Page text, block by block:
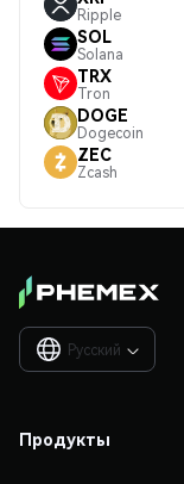
Ripple
SOL
Solana
TRX
Tron
DOGE
Dogecoin
ZEC
Zcash
Русский 
Продукты